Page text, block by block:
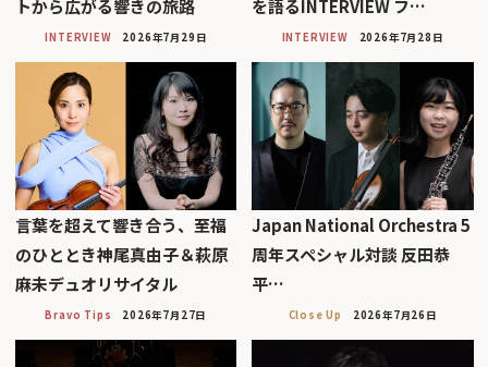
トから広がる響きの旅路
INTERVIEW 2026年7月29日
を語るINTERVIEW フ…
INTERVIEW 2026年7月28日
言葉を超えて響き合う、至福
のひととき神尾真由子＆萩原
麻未デュオリサイタル
Bravo Tips 2026年7月27日
Japan National Orchestra 5
周年スペシャル対談 反田恭
平…
Close Up 2026年7月26日